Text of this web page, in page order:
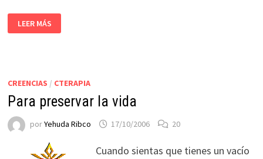
LEER MÁS
CREENCIAS / CTERAPIA
Para preservar la vida
porYehuda Ribco 17/10/2006 20
Cuando sientas que tienes un vacío